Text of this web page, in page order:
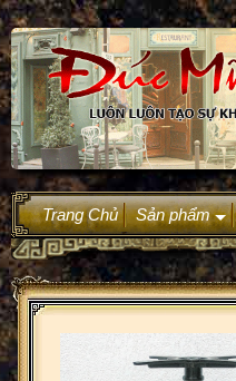
Trang Chủ
+
Sản phẩm